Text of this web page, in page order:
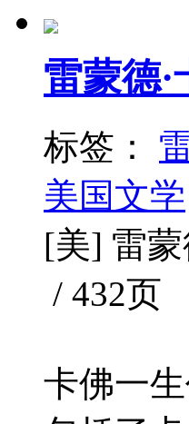
雷蒙德
标签：
美国文学
[美] 雷
/ 432页
卡佛一